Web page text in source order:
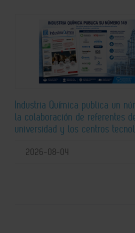
Industria Química publica un
la colaboración de referentes
universidad y los centros
2026-08-04